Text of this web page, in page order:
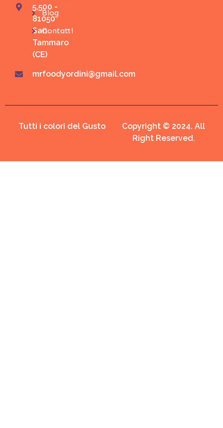
5,500 -
81050
San
Tammaro
(CE)
mrfoodyordini@gmail.com
Blog
Contatti
Tutti i colori del Gusto
Copyright © 2024. All
Right Reserved.